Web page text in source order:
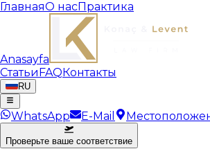
ГлавнаяО насПрактика
Anasayfa
СтатьиFAQКонтакты
RU
WhatsApp E-Mail
Проверьте ваше соответствие